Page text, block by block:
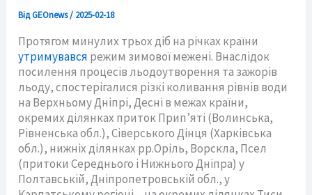
ВідGEOnews/ 2025-02-18
Протягом минулих трьох діб на річках країни
утримувався режим зимової межені. Внаслідок
посилення процесів льодоутворення та зажорів
льоду, спостерігалися різкі коливання рівнів води
на Верхньому Дніпрі, Десні в межах країни,
окремих ділянках приток Прип’яті (Волинська,
Рівненська обл.), Сіверського Дінця (Харківська
обл.), нижніх ділянках рр.Оріль, Ворскла, Псел
(притоки Середнього і Нижнього Дніпра) у
Полтавській, Дніпропетровській обл., у